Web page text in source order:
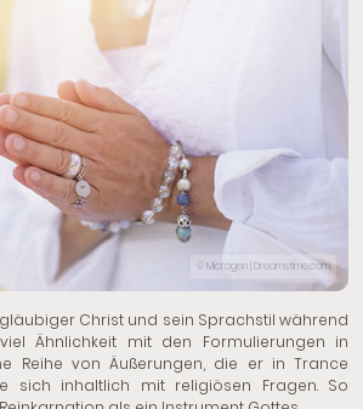
© Microgen | Dreamstime.com
Christ und sein Sprachstil während
Ähnlichkeit mit den Formulierungen in
Reihe von Äußerungen, die er in Trance
sich inhaltlich mit religiösen Fragen. So